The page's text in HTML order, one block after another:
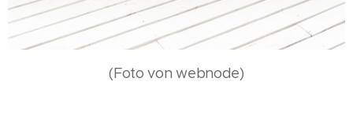
(Foto von webnode)